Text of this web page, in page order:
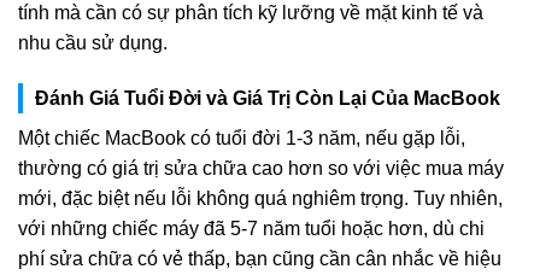
tính mà cần có sự phân tích kỹ lưỡng về mặt kinh tế và
nhu cầu sử dụng.
Đánh Giá Tuổi Đời và Giá Trị Còn Lại Của MacBook
Một chiếc MacBook có tuổi đời 1-3 năm, nếu gặp lỗi,
thường có giá trị sửa chữa cao hơn so với việc mua máy
mới, đặc biệt nếu lỗi không quá nghiêm trọng. Tuy nhiên,
với những chiếc máy đã 5-7 năm tuổi hoặc hơn, dù chi
phí sửa chữa có vẻ thấp, bạn cũng cần cân nhắc về hiệu